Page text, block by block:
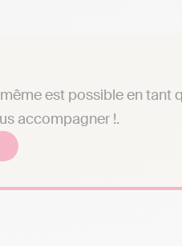
est possible en tant
accompagner !.